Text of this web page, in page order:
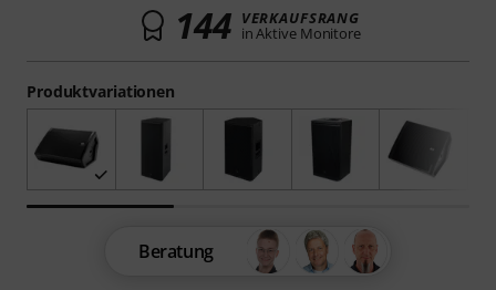
Produktvariationen
144 VERKAUFSRANG
in Aktive Monitore
Beratung